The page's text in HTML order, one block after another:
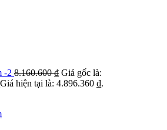
-2 8.160.600₫ Giá gốc là:
Giá hiện tại là: 4.896.360 ₫.